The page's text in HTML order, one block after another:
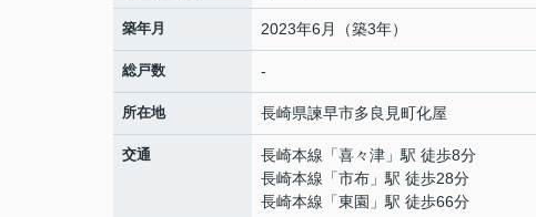
築年月 2023年6月（築3年）
総戸数 -
所在地 長崎県諫早市多良見町化屋
交通 長崎本線 「喜々津 」駅 徒歩8分
長崎本線 「市布 」駅 徒歩28分
長崎本線 「東園 」駅 徒歩66分